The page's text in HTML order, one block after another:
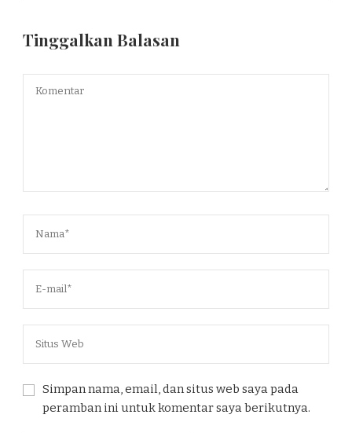
Tinggalkan Balasan
Simpan nama, email, dan situs web saya pada
peramban ini untuk komentar saya berikutnya.